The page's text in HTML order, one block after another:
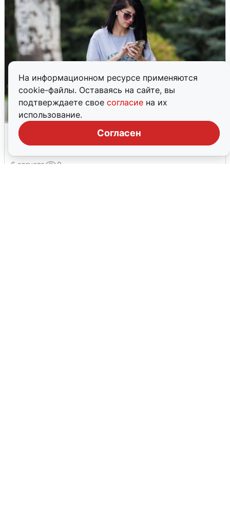
На информационном ресурсе применяются
cookie-файлы. Оставаясь на сайте, вы
подтверждаете свое согласие на их
использование.
Согласен
Волгоградцы остались без
мобильного интернета
6 августа 0